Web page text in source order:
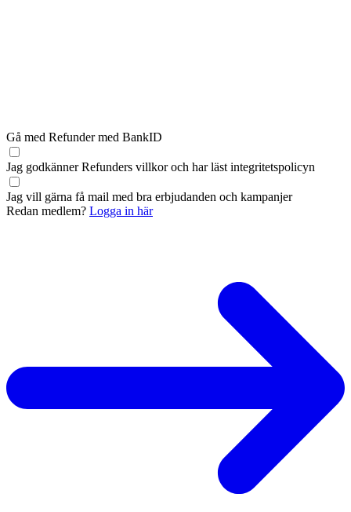
Gå med Refunder med BankID
Jag godkänner Refunders villkoroch har läst integritetspolicyn
Jag vill gärna få mail med bra erbjudanden och kampanjer
Redan medlem? Logga in här